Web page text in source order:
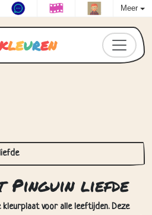
Meer
leuren
Pinguin liefde
voor alle leeftijden. Deze